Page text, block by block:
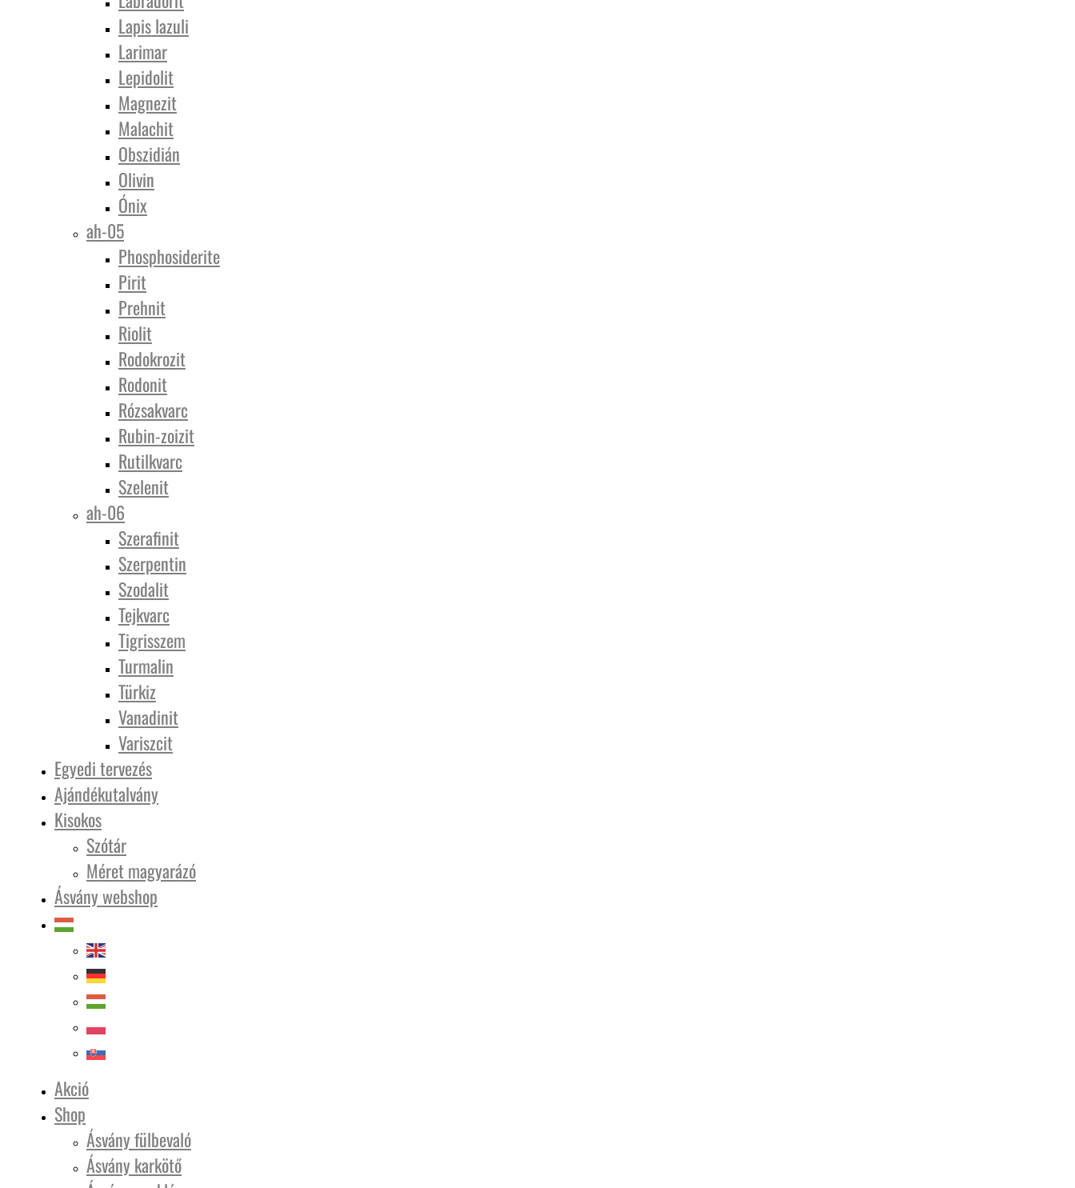
Lapis lazuli
Larimar
Lepidolit
Magnezit
Malachit
Obszidián
Olivin
Ónix
ah-05
Phosphosiderite
Pirit
Prehnit
Riolit
Rodokrozit
Rodonit
Rózsakvarc
Rubin-zoizit
Rutilkvarc
Szelenit
ah-06
Szerafinit
Szerpentin
Szodalit
Tejkvarc
Tigrisszem
Turmalin
Türkiz
Vanadinit
Variszcit
Egyedi tervezés
Ajándékutalvány
Kisokos
Szótár
Méret magyarázó
Ásvány webshop
Akció
Shop
Ásvány fülbevaló
Ásvány karkötő